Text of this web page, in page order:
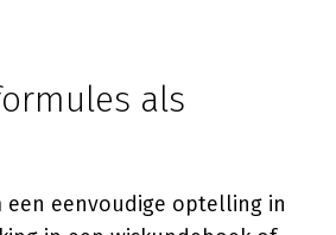
als
een eenvoudige optelling in